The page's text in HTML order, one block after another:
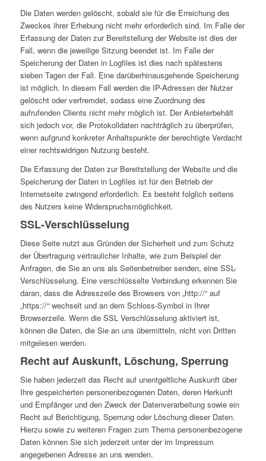
Die Daten werden gelöscht, sobald sie für die Erreichung des
Zweckes ihrer Erhebung nicht mehr erforderlich sind. Im Falle der
Erfassung der Daten zur Bereitstellung der Website ist dies der
Fall, wenn die jeweilige Sitzung beendet ist. Im Falle der
Speicherung der Daten in Logfiles ist dies nach spätestens
sieben Tagen der Fall. Eine darüberhinausgehende Speicherung
ist möglich. In diesem Fall werden die IP-Adressen der Nutzer
gelöscht oder verfremdet, sodass eine Zuordnung des
aufrufenden Clients nicht mehr möglich ist. Der Anbieterbehält
sich jedoch vor, die Protokolldaten nachträglich zu überprüfen,
wenn aufgrund konkreter Anhaltspunkte der berechtigte Verdacht
einer rechtswidrigen Nutzung besteht.
Die Erfassung der Daten zur Bereitstellung der Website und die
Speicherung der Daten in Logfiles ist für den Betrieb der
Internetseite zwingend erforderlich. Es besteht folglich seitens
des Nutzers keine Widerspruchsmöglichkeit.
SSL-Verschlüsselung
Diese Seite nutzt aus Gründen der Sicherheit und zum Schutz
der Übertragung vertraulicher Inhalte, wie zum Beispiel der
Anfragen, die Sie an uns als Seitenbetreiber senden, eine SSL-
Verschlüsselung. Eine verschlüsselte Verbindung erkennen Sie
daran, dass die Adresszeile des Browsers von „http://“ auf
„https://“ wechselt und an dem Schloss-Symbol in Ihrer
Browserzeile. Wenn die SSL Verschlüsselung aktiviert ist,
können die Daten, die Sie an uns übermitteln, nicht von Dritten
mitgelesen werden.
Recht auf Auskunft, Löschung, Sperrung
Sie haben jederzeit das Recht auf unentgeltliche Auskunft über
Ihre gespeicherten personenbezogenen Daten, deren Herkunft
und Empfänger und den Zweck der Datenverarbeitung sowie ein
Recht auf Berichtigung, Sperrung oder Löschung dieser Daten.
Hierzu sowie zu weiteren Fragen zum Thema personenbezogene
Daten können Sie sich jederzeit unter der im Impressum
angegebenen Adresse an uns wenden.